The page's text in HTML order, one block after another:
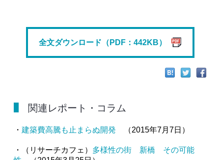
全文ダウンロード（PDF：442KB）
関連レポート・コラム
・ 建築費高騰も止まらぬ開発 （2015年7月7日）
・（リサーチカフェ） 多様性の街 新橋 その可能